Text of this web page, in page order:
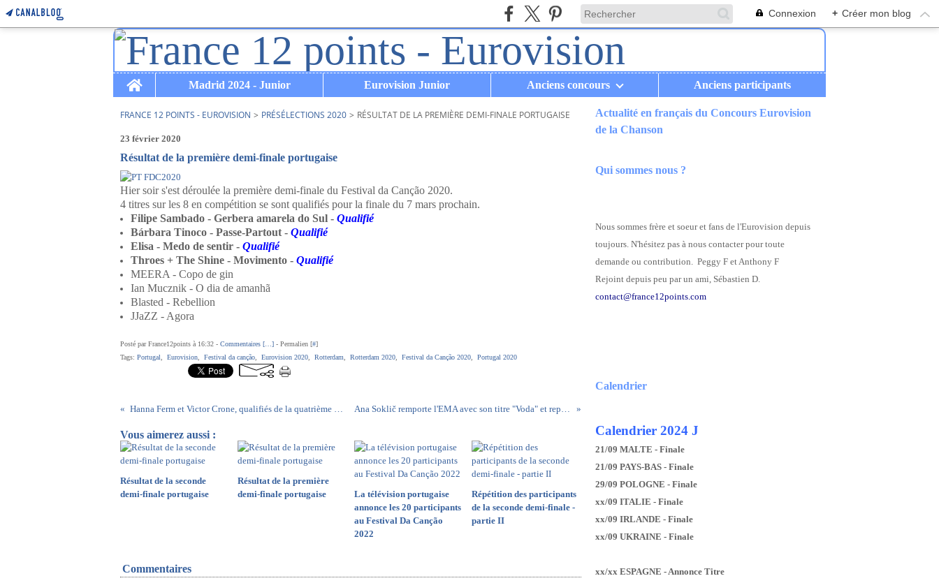
Connexion + Créer mon blog
Home
Madrid 2024 - Junior Eurovision Junior Anciens concours Anciens participants
FRANCE 12 POINTS - EUROVISION > PRÉSÉLECTIONS 2020 > RÉSULTAT DE LA PREMIÈRE DEMI-FINALE PORTUGAISE
23 février 2020
Résultat de la première demi-finale portugaise
Hier soir s'est déroulée la première demi-finale du Festival da Canção 2020.
4 titres sur les 8 en compétition se sont qualifiés pour la finale du 7 mars prochain.
Filipe Sambado - Gerbera amarela do Sul - Qualifié
Bárbara Tinoco - Passe-Partout - Qualifié
Elisa - Medo de sentir - Qualifié
Throes + The Shine - Movimento - Qualifié
MEERA - Copo de gin
Ian Mucznik - O dia de amanhã
Blasted - Rebellion
JJaZZ - Agora
Posté par France12points à 16:32 - Commentaires [ ] - Permalien [#]
Tags: Portugal Eurovision Festival da canção Eurovision 2020 Rotterdam Rotterdam 2020 Festival da Canção 2020 Portugal 2020
Hanna Ferm et Victor Crone, qualifiés de la quatrième demi-finale suédoise Ana Soklič remporte l'EMA avec son titre "Voda" et représentera la Slovénie
Vous aimerez aussi :
Résultat de la seconde
demi-finale portugaise
Résultat de la première
demi-finale portugaise
La télévision portugaise
annonce les 20 participants
au Festival Da Canção
2022
Répétition des participants
de la seconde demi-finale -
partie II
Commentaires
Actualité en français du Concours Eurovision
de la Chanson
Qui sommes nous ?
Nous sommes frère et soeur et fans de l'Eurovision depuis
toujours. N'hésitez pas à nous contacter pour toute
demande ou contribution. Peggy F et Anthony F
Rejoint depuis peu par un ami, Sébastien D.
contact@france12points.com
Calendrier
Calendrier 2024 J
21/09 MALTE - Finale
21/09 PAYS-BAS - Finale
29/09 POLOGNE - Finale
xx/09 ITALIE - Finale
xx/09 IRLANDE - Finale
xx/09 UKRAINE - Finale
xx/xx ESPAGNE - Annonce Titre